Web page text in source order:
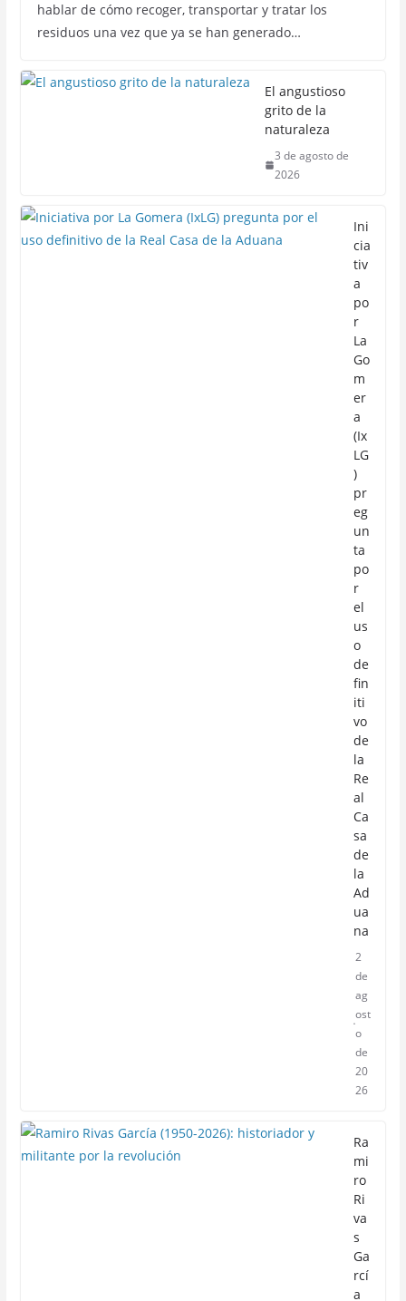
hablar de cómo recoger, transportar y tratar los
residuos una vez que ya se han generado…
El angustioso
grito de la
naturaleza
3 de agosto de
2026
Ini
cia
tiv
a
po
r
La
Go
m
er
a
(Ix
LG
)
pr
eg
un
ta
po
r
el
us
o
de
fin
iti
vo
de
la
Re
al
Ca
sa
de
la
Ad
ua
na
2
de
ag
ost
o
de
20
26
Ra
mi
ro
Ri
va
s
Ga
rcí
a